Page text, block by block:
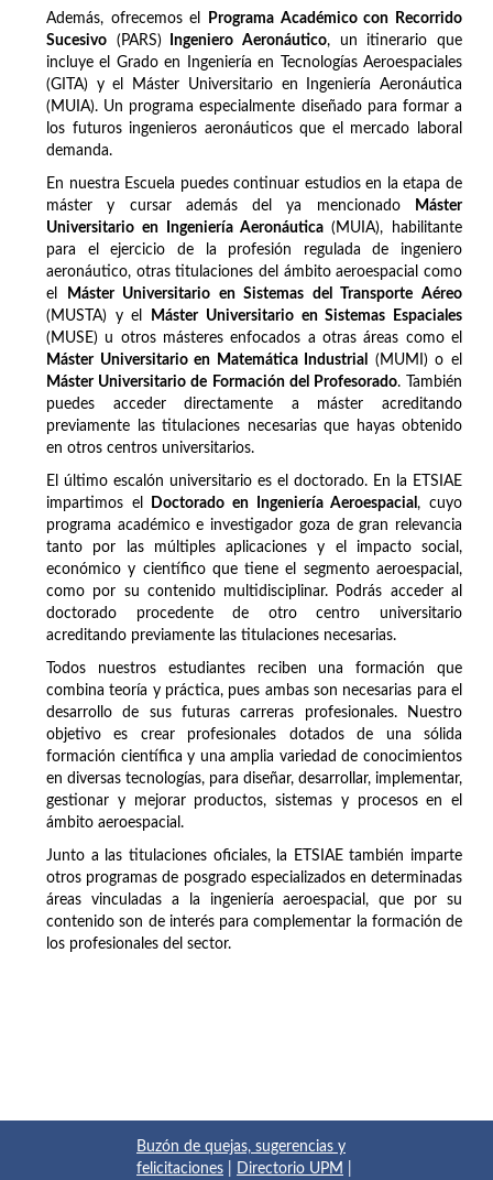
Además, ofrecemos el
Programa Académico con Recorrido
Sucesivo (PARS) Ingeniero Aeronáutico, un itinerario que
incluye el Grado en Ingeniería en Tecnologías Aeroespaciales
(GITA) y el Máster Universitario en Ingeniería Aeronáutica
(MUIA). Un programa especialmente diseñado para formar a
los futuros ingenieros aeronáuticos que el mercado laboral
demanda.
En nuestra Escuela puedes continuar estudios en la etapa de
máster y cursar además del ya mencionado
Máster
Universitario en Ingeniería Aeronáutica(MUIA), habilitante
para el ejercicio de la profesión regulada de ingeniero
aeronáutico, otras titulaciones del ámbito aeroespacial como
el
Máster Universitario en Sistemas del Transporte Aéreo
(MUSTA) y el
Máster Universitario en Sistemas Espaciales
(MUSE) u otros másteres enfocados a otras áreas como el
Máster Universitario en Matemática Industrial
(MUMI) o el
Máster Universitario de Formación del Profesorado. También
puedes acceder directamente a máster acreditando
previamente las titulaciones necesarias que hayas obtenido
en otros centros universitarios.
El último escalón universitario es el doctorado. En la ETSIAE
impartimos el
Doctorado en Ingeniería Aeroespacial, cuyo
programa académico e investigador goza de gran relevancia
tanto por las múltiples aplicaciones y el impacto social,
económico y científico que tiene el segmento aeroespacial,
como por su contenido multidisciplinar. Podrás acceder al
doctorado procedente de otro centro universitario
acreditando previamente las titulaciones necesarias.
Todos nuestros estudiantes reciben una formación que
combina teoría y práctica, pues ambas son necesarias para el
desarrollo de sus futuras carreras profesionales. Nuestro
objetivo es crear profesionales dotados de una sólida
formación científica y una amplia variedad de conocimientos
en diversas tecnologías, para diseñar, desarrollar, implementar,
gestionar y mejorar productos, sistemas y procesos en el
ámbito aeroespacial.
Junto a las titulaciones oficiales, la ETSIAE también imparte
otros programas de posgrado especializados en determinadas
áreas vinculadas a la ingeniería aeroespacial, que por su
contenido son de interés para complementar la formación de
los profesionales del sector.
Buzón de quejas, sugerencias y
felicitaciones
Directorio UPM